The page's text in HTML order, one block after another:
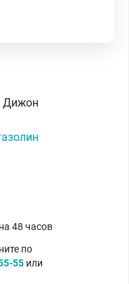
48 часов
по
55 или